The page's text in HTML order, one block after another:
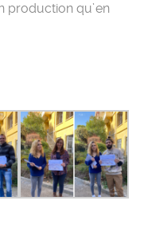
production qu’en